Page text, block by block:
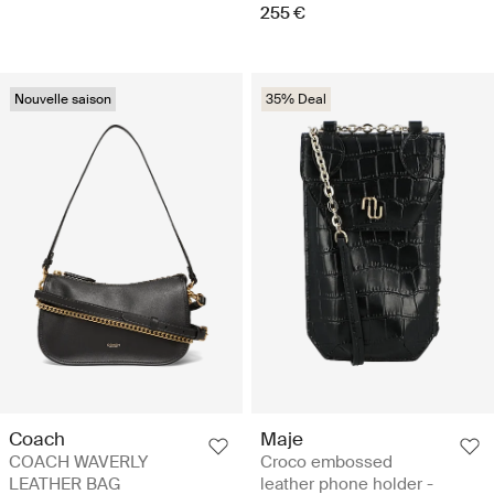
255 €
Nouvelle saison
Coach
COACH WAVERLY
LEATHER BAG
35% Deal
Maje
Croco embossed
leather phone holder -